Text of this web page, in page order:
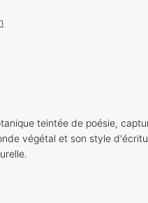
teintée de poésie,
végétal et son style